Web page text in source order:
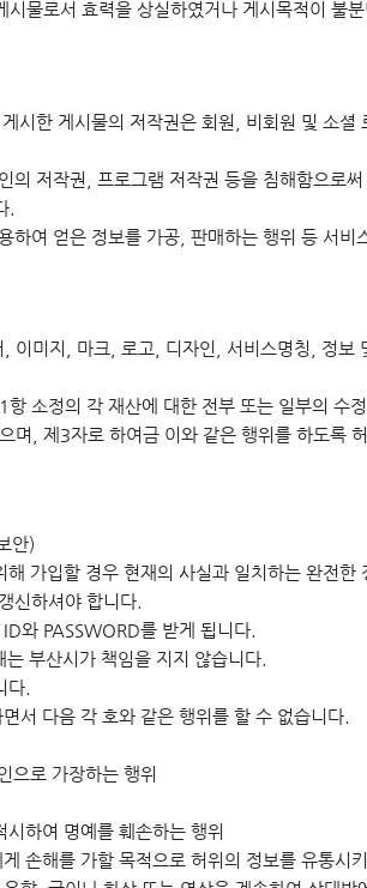
물로서 효력을 상실하였거나 게시목적이 불
시한 게시물의 저작권은 회원, 비회원 및 소셜
저작권, 프로그램 저작권 등을 침해함으로써
.
여 얻은 정보를 가공, 판매하는 행위 등 서비
미지, 마크, 로고, 디자인, 서비스명칭, 정보
소정의 각 재산에 대한 전부 또는 일부의 수
며, 제3자로 하여금 이와 같은 행위를 하도록
안)
가입할 경우 현재의 사실과 일치하는 완전
신하셔야 합니다.
와 PASSWORD를 받게 됩니다.
부산시가 책임을 지지 않습니다.
다.
서 다음 각 호와 같은 행위를 할 수 없습니다.
으로 가장하는 행위
하여 명예를 훼손하는 행위
손해를 가할 목적으로 허위의 정보를 유통시